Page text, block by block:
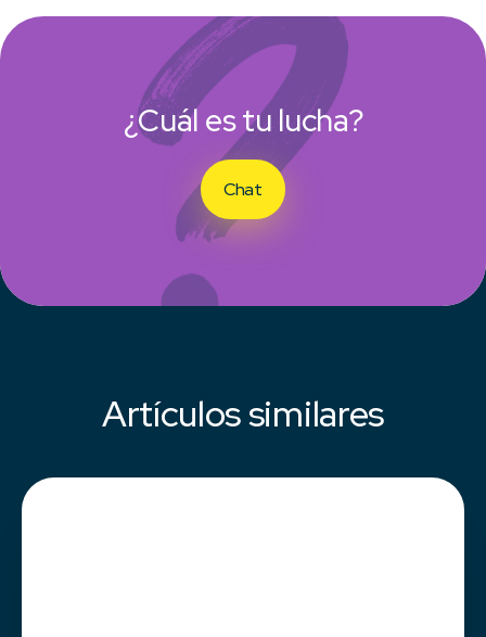
¿Cuál es tu lucha?
Chat
Artículos similares